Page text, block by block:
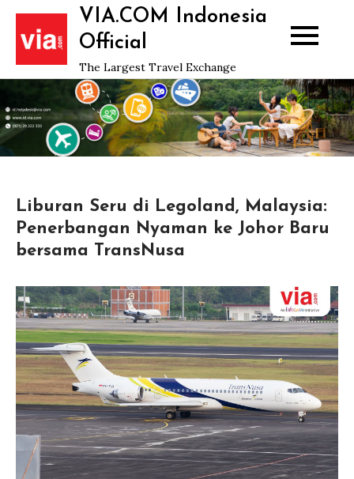
Skip
content
VIA.COM Indonesia
Official
The Largest Travel Exchange
Liburan Seru di Legoland, Malaysia:
Penerbangan Nyaman ke Johor Baru
bersama TransNusa